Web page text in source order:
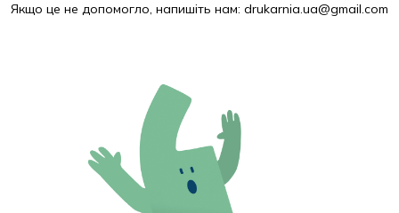
Якщо це не допомогло, напишіть нам: drukarnia.ua@gmail.com